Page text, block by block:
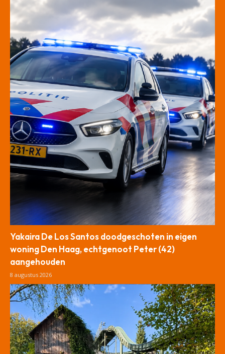
Yakaira De Los Santos doodgeschoten in eigen
woning Den Haag, echtgenoot Peter (42)
aangehouden
8 augustus 2026